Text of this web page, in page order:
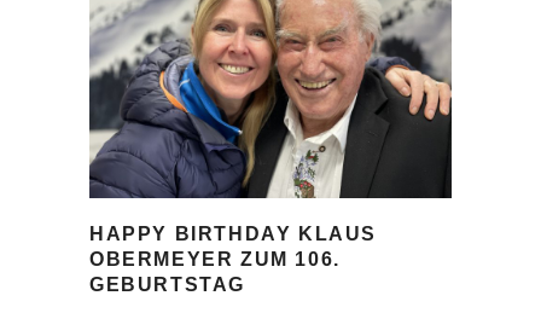
HAPPY BIRTHDAY KLAUS
OBERMEYER ZUM 106.
GEBURTSTAG